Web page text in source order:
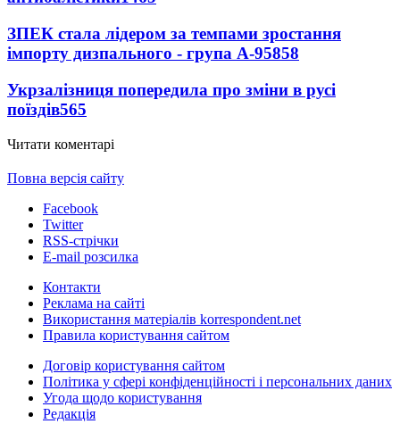
ЗПЕК стала лідером за темпами зростання
імпорту дизпального - група А-95858
Укрзалізниця попередила про зміни в русі
поїздів565
Читати коментарі
Повна версія сайту
Facebook
Twitter
RSS-стрічки
E-mail розсилка
Контакти
Реклама на сайті
Використання матеріалів korrespondent.net
Правила користування сайтом
Договір користування сайтом
Політика у сфері конфіденційності і персональних даних
Угода щодо користування
Редакція